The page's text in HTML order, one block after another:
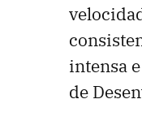
intensa
de